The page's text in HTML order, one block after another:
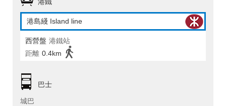
港鐵
港島綫 Island line
西營盤 港鐵站
距離 0.4km
巴士
城巴